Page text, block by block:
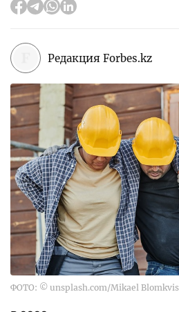
Редакция Forbes.kz
ФОТО: © unsplash.com/Mikael